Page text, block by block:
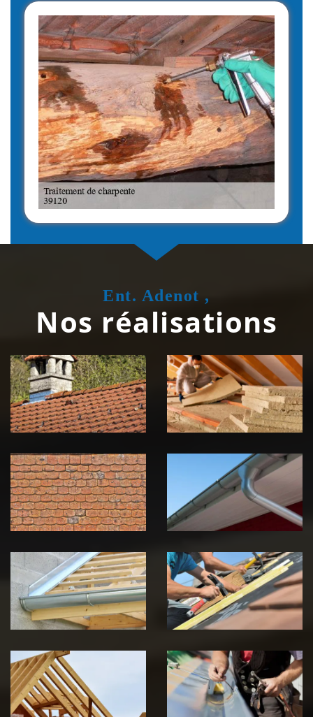
Ent. Adenot ,
Nos réalisations
Couvreur
zingueur 39
Jura
Isolation de
toiture 39
Jura
démoussage de
toiture 39
Jura
pose de
gouttière 39
Jura
Pose de
Chéneau 39
Jura
Réparation de
toiture 39
Jura
Traitement de
charpente 39
Jura
Travaux de
zinguerie 39
Jura